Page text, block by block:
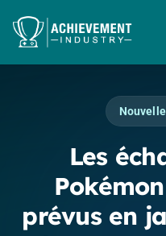
Les
prévus en